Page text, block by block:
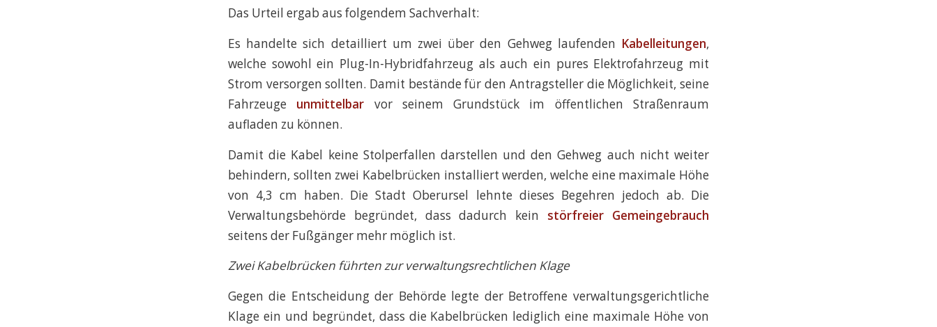
Das Urteil ergab aus folgendem Sachverhalt:
Es handelte sich detailliert um zwei über den Gehweg laufenden Kabelleitungen,
welche sowohl ein Plug-In-Hybridfahrzeug als auch ein pures Elektrofahrzeug mit
Strom versorgen sollten. Damit bestände für den Antragsteller die Möglichkeit, seine
Fahrzeuge unmittelbar vor seinem Grundstück im öffentlichen Straßenraum
aufladen zu können.
Damit die Kabel keine Stolperfallen darstellen und den Gehweg auch nicht weiter
behindern, sollten zwei Kabelbrücken installiert werden, welche eine maximale Höhe
von 4,3 cm haben. Die Stadt Oberursel lehnte dieses Begehren jedoch ab. Die
Verwaltungsbehörde begründet, dass dadurch kein störfreier Gemeingebrauch
seitens der Fußgänger mehr möglich ist.
Zwei Kabelbrücken führten zur verwaltungsrechtlichen Klage
Gegen die Entscheidung der Behörde legte der Betroffene verwaltungsgerichtliche
Klage ein und begründet, dass die Kabelbrücken lediglich eine maximale Höhe von